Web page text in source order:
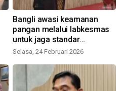
Bangli awasi keamanan
pangan melalui labkesmas
untuk jaga standar
kesehatan
Selasa, 24 Februari 2026